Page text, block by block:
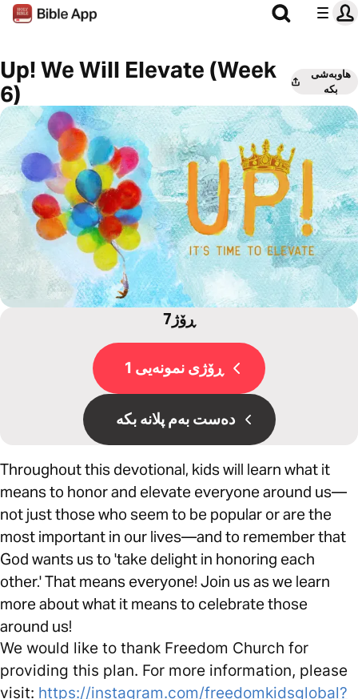
Up! We Will Elevate (Week
6)
هاوبەشی
بکە
7ڕۆژ
ڕۆژی نمونەیی 1
دەست بەم پلانە بکە
Throughout this devotional, kids will learn what it
means to honor and elevate everyone around us—
not just those who seem to be popular or are the
most important in our lives—and to remember that
God wants us to 'take delight in honoring each
other.' That means everyone! Join us as we learn
more about what it means to celebrate those
around us!
We would like to thank Freedom Church for
providing this plan. For more information, please
visit: https://instagram.com/freedomkidsglobal?